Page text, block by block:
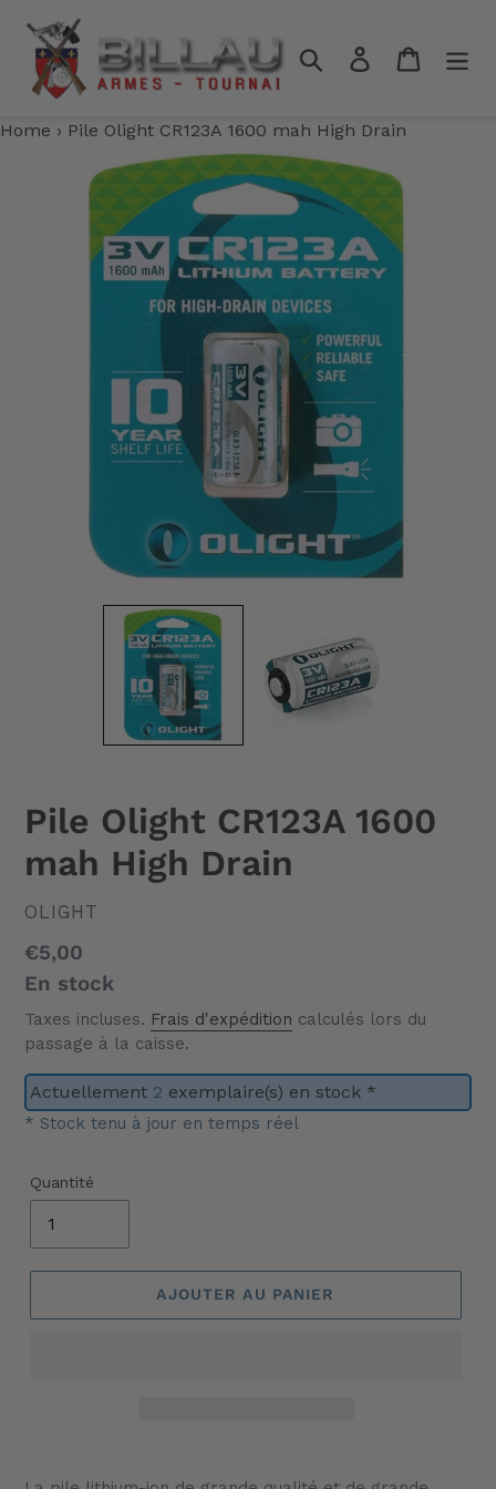
contenu
RechercherSe connecter
Panier
Home › Pile Olight CR123A 1600 mah High Drain
Pile Olight CR123A 1600
mah High Drain
DISTRIBUTEUR
OLIGHT
Prix
normal
€5,00
En stock
Taxes incluses. Frais d'expédition calculés lors du
passage à la caisse.
Actuellement 2 exemplaire(s) en stock *
* Stock tenu à jour en temps réel
Quantité
AJOUTER AU PANIER